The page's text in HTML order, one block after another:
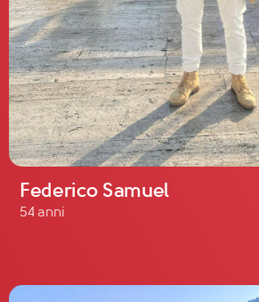
Federico Samuel
54 anni